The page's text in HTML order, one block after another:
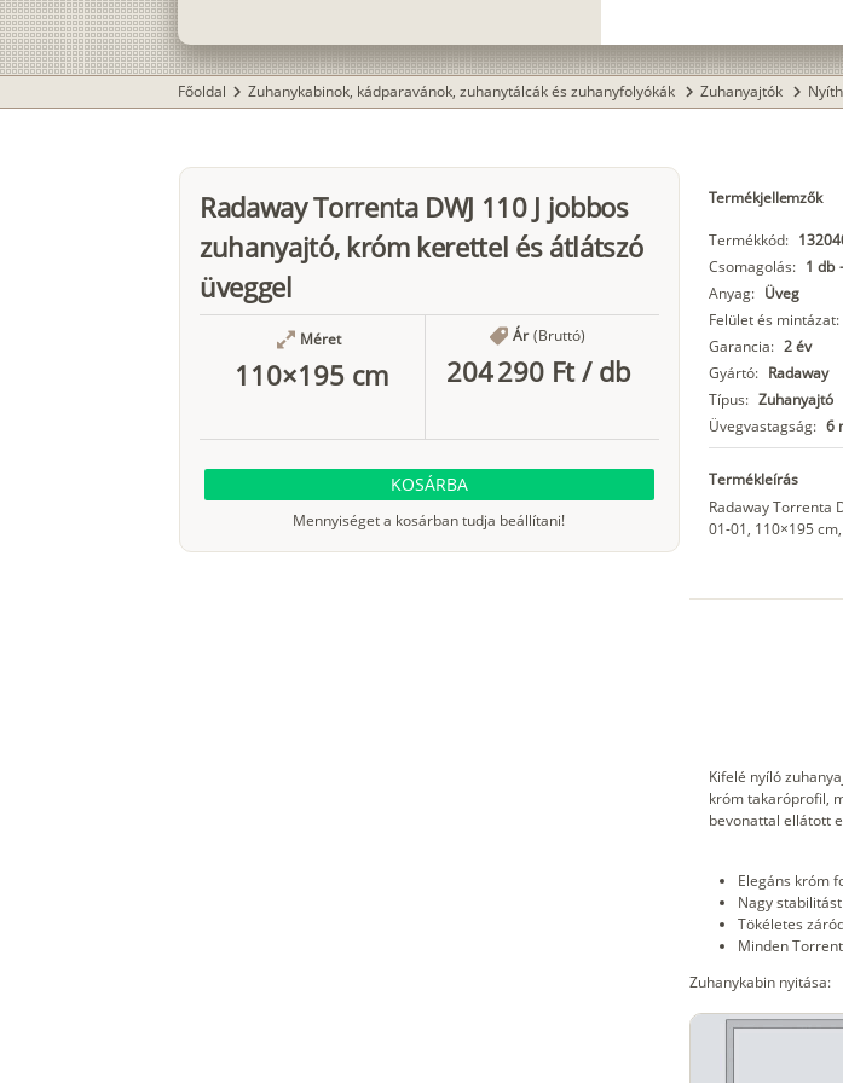
Főoldal chevron_right Zuhanykabinok, kádparavánok, zuhanytálcák és zuhanyfolyókák chevron_right Zuhanyajtók chevron_right
Radaway Torrenta DWJ 110 J jobbos
zuhanyajtó, króm kerettel és átlátszó
üveggel
Méret
110×195 cm
Ár (Bruttó)
204 290 Ft/ db
KOSÁRBA
Mennyiséget a kosárban tudja beállítani!
Termékjellemzők
Termékkód:
Csomagolás: 1 db -
Anyag: Üveg
Felület és mintázat:
Garancia: 2 év
Gyártó: Radaway
Típus: Zuhanyajtó
Üvegvastagság: 6
Termékleírás
Radaway Torrenta
01-01, 110×195
Kifelé nyíló
króm takaróprofil,
bevonattal ellátott
Elegáns króm
Nagy
Tökéletes
Minden
Zuhanykabin nyitása: